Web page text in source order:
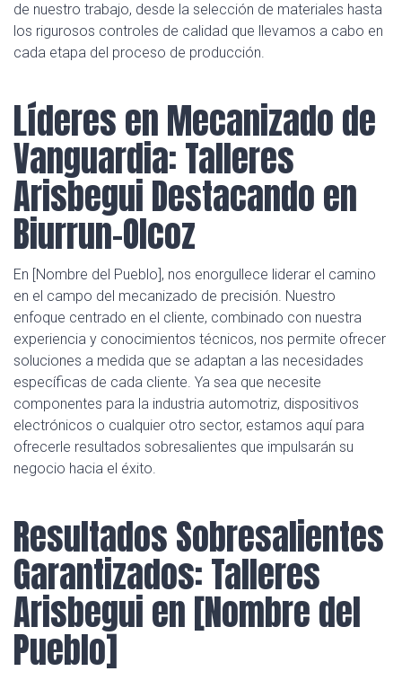
de nuestro trabajo, desde la selección de materiales hasta
los rigurosos controles de calidad que llevamos a cabo en
cada etapa del proceso de producción.
Líderes en Mecanizado de
Vanguardia: Talleres
Arisbegui Destacando en
Biurrun-Olcoz
En [Nombre del Pueblo], nos enorgullece liderar el camino
en el campo del mecanizado de precisión. Nuestro
enfoque centrado en el cliente, combinado con nuestra
experiencia y conocimientos técnicos, nos permite ofrecer
soluciones a medida que se adaptan a las necesidades
específicas de cada cliente. Ya sea que necesite
componentes para la industria automotriz, dispositivos
electrónicos o cualquier otro sector, estamos aquí para
ofrecerle resultados sobresalientes que impulsarán su
negocio hacia el éxito.
Resultados Sobresalientes
Garantizados: Talleres
Arisbegui en [Nombre del
Pueblo]